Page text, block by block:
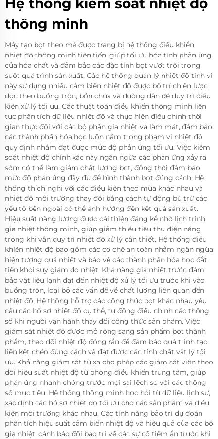
Hệ thống kiểm soát nhiệt độ
thông minh
Máy tạo bọt theo mẻ được trang bị hệ thống điều khiển
nhiệt độ thông minh tiên tiến, giúp tối ưu hóa tính phản ứng
của hóa chất và đảm bảo các đặc tính bọt vượt trội trong
suốt quá trình sản xuất. Các hệ thống quản lý nhiệt độ tinh vi
này sử dụng nhiều cảm biến nhiệt độ được bố trí chiến lược
dọc theo buồng trộn, bồn chứa và đường dẫn để duy trì điều
kiện xử lý tối ưu. Các thuật toán điều khiển thông minh liên
tục phân tích dữ liệu nhiệt độ và thực hiện điều chỉnh thời
gian thực đối với các bộ phận gia nhiệt và làm mát, đảm bảo
các thành phần hóa học luôn nằm trong phạm vi nhiệt độ
quy định nhằm đạt được mức độ phản ứng tối ưu. Việc kiểm
soát nhiệt độ chính xác này ngăn ngừa các phản ứng xảy ra
sớm có thể làm giảm chất lượng bọt, đồng thời đảm bảo
mức độ phản ứng đầy đủ để hình thành bọt đúng cách. Hệ
thống thích nghi với các điều kiện theo mùa khác nhau và
nhiệt độ môi trường thay đổi bằng cách tự động bù trừ các
yếu tố bên ngoài có thể ảnh hưởng đến kết quả sản xuất.
Hiệu suất năng lượng được cải thiện đáng kể nhờ lịch trình
gia nhiệt thông minh, giúp giảm thiểu tiêu thụ điện năng
trong khi vẫn duy trì nhiệt độ xử lý cần thiết. Hệ thống điều
khiển nhiệt độ bao gồm các cơ chế an toàn nhằm ngăn ngừa
hiện tượng quá nhiệt và bảo vệ các thành phần hóa học đắt
tiền khỏi suy giảm do nhiệt. Khả năng gia nhiệt trước đảm
bảo vật liệu lạnh đạt đến nhiệt độ xử lý tối ưu trước khi vào
buồng trộn, loại bỏ các vấn đề về chất lượng liên quan đến
nhiệt độ. Hệ thống hỗ trợ các công thức bọt khác nhau yêu
cầu các hồ sơ nhiệt độ cụ thể, tự động điều chỉnh các thông
số khi người vận hành thay đổi công thức sản phẩm. Việc
giám sát nhiệt độ được mở rộng sang sản phẩm bọt thành
phẩm, theo dõi nhiệt độ đóng rắn để đảm bảo quá trình tạo
liên kết chéo đúng cách và đạt được các tính chất vật lý tối
ưu. Khả năng giám sát từ xa cho phép các giám sát viên theo
dõi hiệu suất nhiệt độ từ phòng điều khiển trung tâm, giúp
phản ứng nhanh chóng trước mọi sai lệch so với các thông
số mục tiêu. Hệ thống thông minh học hỏi từ dữ liệu lịch sử,
xác định các hồ sơ nhiệt độ tối ưu cho các sản phẩm và điều
kiện môi trường khác nhau. Các tính năng bảo trì dự đoán
phân tích hiệu suất cảm biến nhiệt độ và hiệu quả của các bộ
gia nhiệt, cảnh báo đội bảo trì về các sự cố tiềm ẩn trước khi